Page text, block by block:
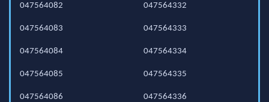
047564082
047564083
047564084
047564085
047564086
047564332
047564333
047564334
047564335
047564336